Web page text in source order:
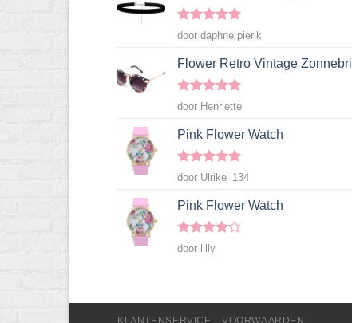
Gewaardeerd
uit 5
door daphne.pierik
Flower Retro Vintage Zonnebril
Gewaardeerd
door Henriette
Pink Flower Watch
Gewaardeerd
door Ulrike_134
Pink Flower Watch
Gewaardeerd
uit 5
door lilly
KLANTENSERVICE VOORWAARDEN